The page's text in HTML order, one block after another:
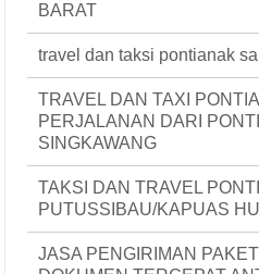
BARAT
travel dan taksi pontianak
TRAVEL DAN TAXI
PERJALANAN DARI
SINGKAWANG
TAKSI DAN TRAVEL
PUTUSSIBAU/KAPUAS
JASA PENGIRIMAN